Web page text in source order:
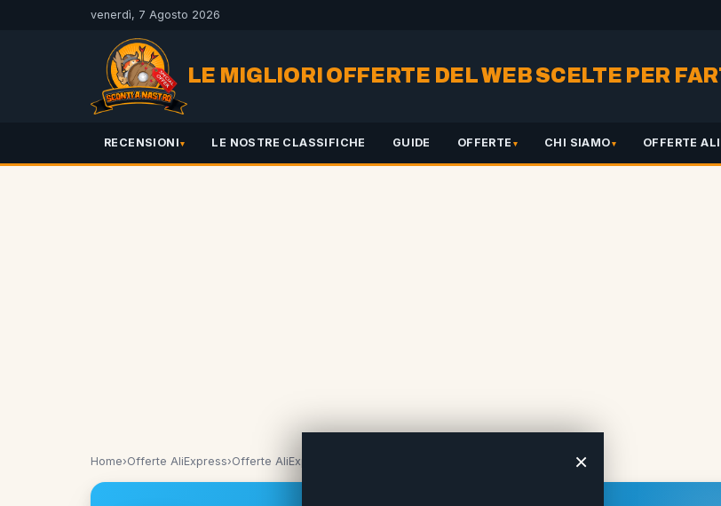
venerdì, 7 Agosto 2026
LE MIGLIORI OFFERTE DEL WEB SCELTE PER
RECENSIONI LE NOSTRE CLASSIFICHE GUIDE OFFERTE CHI SIAMO OFFERTE
×
Home›Offerte AliExpress›Offerte AliExpress 5 giugno: sconti da non perdere